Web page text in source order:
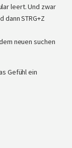
leert. Und zwar
dann STRG+Z
neuen suchen
Gefühl ein